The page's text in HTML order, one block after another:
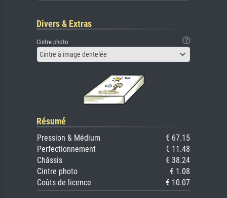
Divers & Extras
Cintre photo
Cintre à image dentelée
Résumé
Pression & Médium
€ 67.15
Perfectionnement
€ 11.48
Châssis
€ 38.24
Cintre photo
€ 1.08
Coûts de licence
€ 10.07